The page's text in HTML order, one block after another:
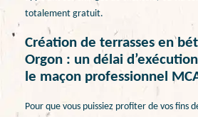
totalement gratuit.
Création de terrasses en
Orgon : un délai
le maçon professionnel
Pour que vous puissiez profiter de vos fins